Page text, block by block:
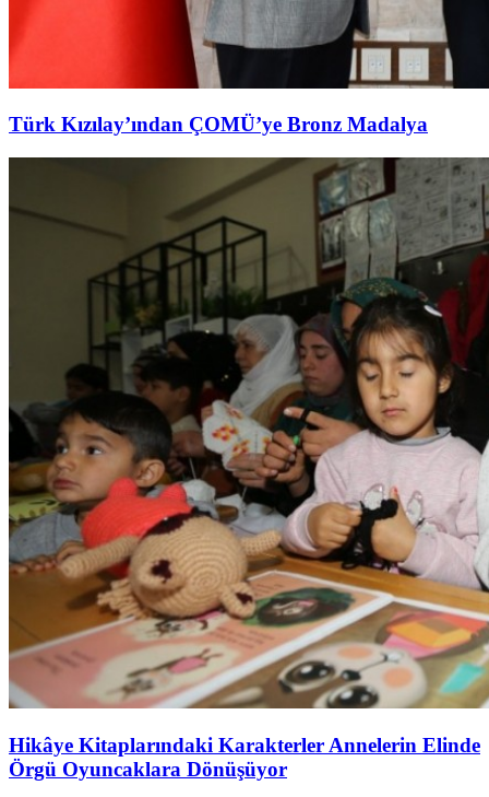
Türk Kızılay’ından ÇOMÜ’ye Bronz Madalya
Hikâye Kitaplarındaki Karakterler Annelerin Elinde
Örgü Oyuncaklara Dönüşüyor